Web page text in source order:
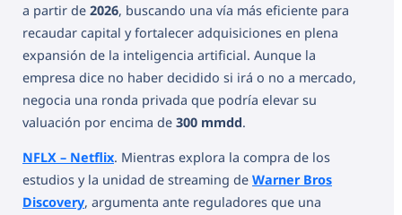
a partir de 2026, buscando una vía más eficiente para
recaudar capital y fortalecer adquisiciones en plena
expansión de la inteligencia artificial. Aunque la
empresa dice no haber decidido si irá o no a mercado,
negocia una ronda privada que podría elevar su
valuación por encima de 300 mmdd.
NFLX – Netflix. Mientras explora la compra de los
estudios y la unidad de streaming de Warner Bros
Discovery, argumenta ante reguladores que una